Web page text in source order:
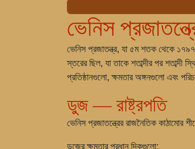
ভেনিস
ভেনিস প্রজাতন্ত্র, যা ৫ম শতক থেকে ১৭৯৭
স্তরের ছিল, যা তাকে শতাব্দীর পর শতাব্দী
প্রতিষ্ঠানগুলো, ক্ষমতার অঙ্গনগুলো এবং
ডুজ — রাষ্ট্রপতি
ভেনিস প্রজাতন্ত্রের রাজনৈতিক কাঠামোর
ডুজের ক্ষমতার প্রধান দিকগুলো: